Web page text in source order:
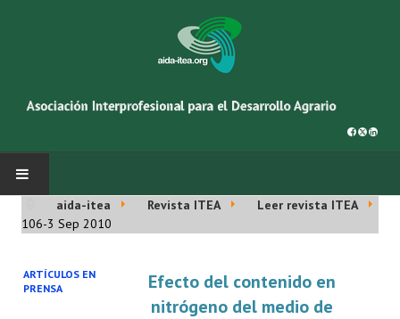
INICIO
aida-itea Revista ITEA
Leer revista ITEA
106-3 Sep 2010
ARTÍCULOS EN
PRENSA
Efecto del contenido en
nitrógeno del medio de